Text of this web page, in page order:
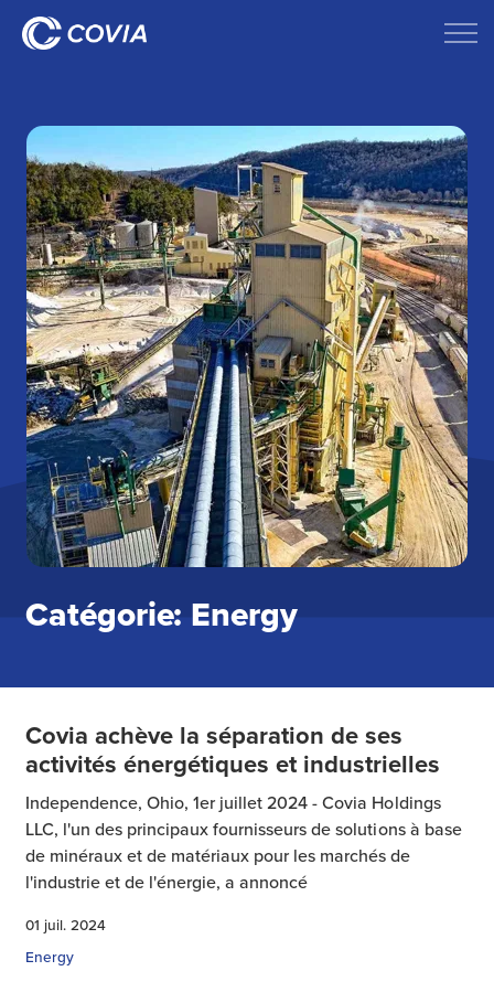
Catégorie: Energy
Covia achève la séparation de ses
activités énergétiques et industrielles
Independence, Ohio, 1er juillet 2024 - Covia Holdings
LLC, l'un des principaux fournisseurs de solutions à base
de minéraux et de matériaux pour les marchés de
l'industrie et de l'énergie, a annoncé
01 juil. 2024
Energy